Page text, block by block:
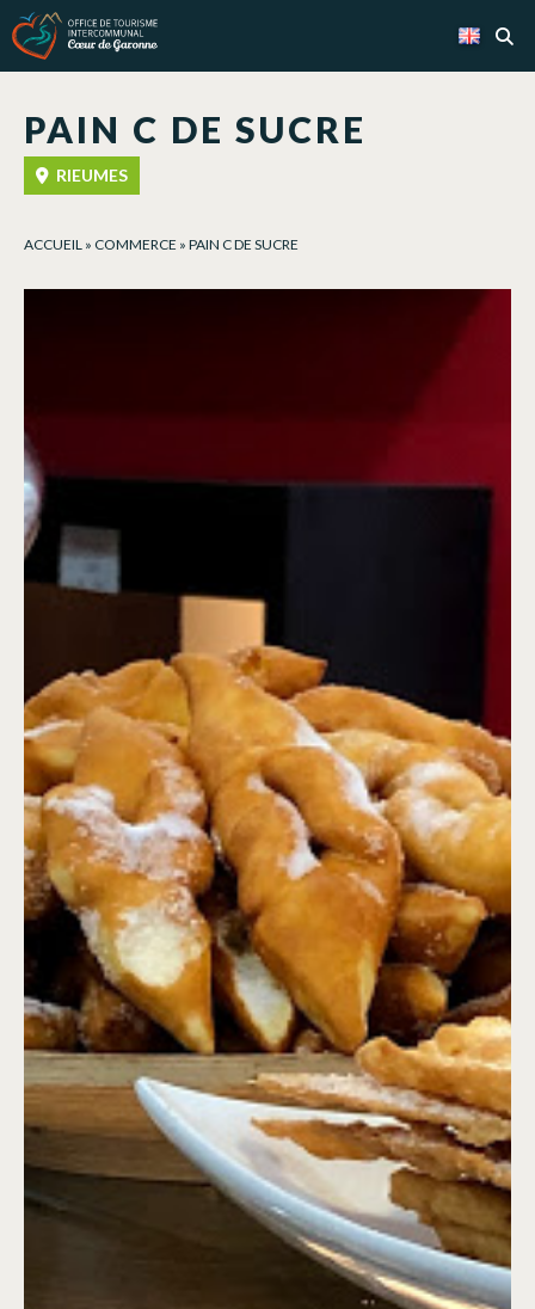
PAIN C DE SUCRE
RIEUMES
ACCUEIL » COMMERCE » PAIN C DE SUCRE
Cookies management panel